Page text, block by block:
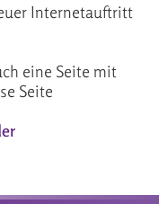
Internetauftritt
eine Seite mit
Seite